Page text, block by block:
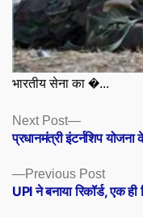
भारतीय सेना का �...
Posts
navigation
Previous Post
post:
UPI ने बनाया रिकॉर्ड, एक
Next Post
Next
post:
प्रधानमंत्री इंटर्नशिप